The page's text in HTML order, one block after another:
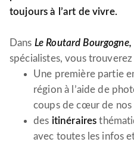
toujours à l’art de vivre.
Dans Le Routard Bourgogne,
spécialistes, vous trouverez
Une première partie
région à l’aide de
coups de cœur de nos
des itinéraires
avec toutes les infos